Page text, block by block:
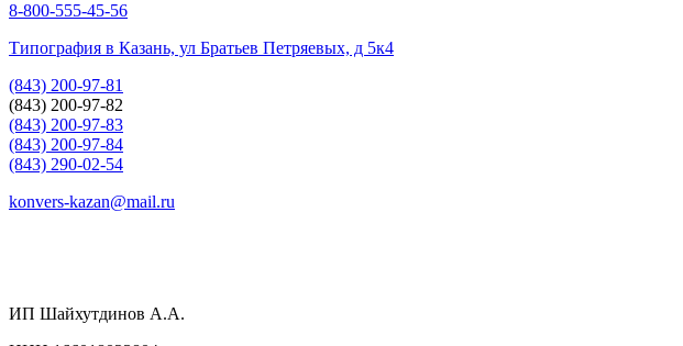
8-800-555-45-56
Типография в Казань, ул Братьев Петряевых, д 5к4
(843) 200-97-81
(843) 200-97-82
(843) 200-97-83
(843) 200-97-84
(843) 290-02-54
konvers-kazan@mail.ru
ИП Шайхутдинов А.А.